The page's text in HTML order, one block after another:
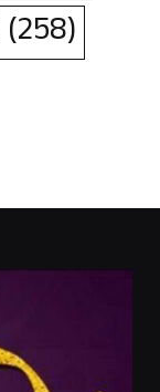
(258)